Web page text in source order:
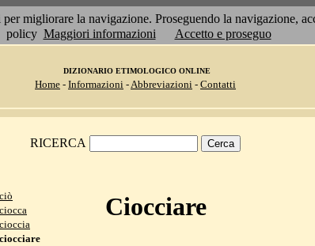
migliorare la navigazione. Proseguendo la navigazione,
policy Maggiori informazioni Accetto e proseguo
DIZIONARIO ETIMOLOGICO ONLINE
Home - Informazioni -Abbreviazioni - Contatti
RICERCA
ciò
ciocca
cioccia
ciocciare
Ciocciare